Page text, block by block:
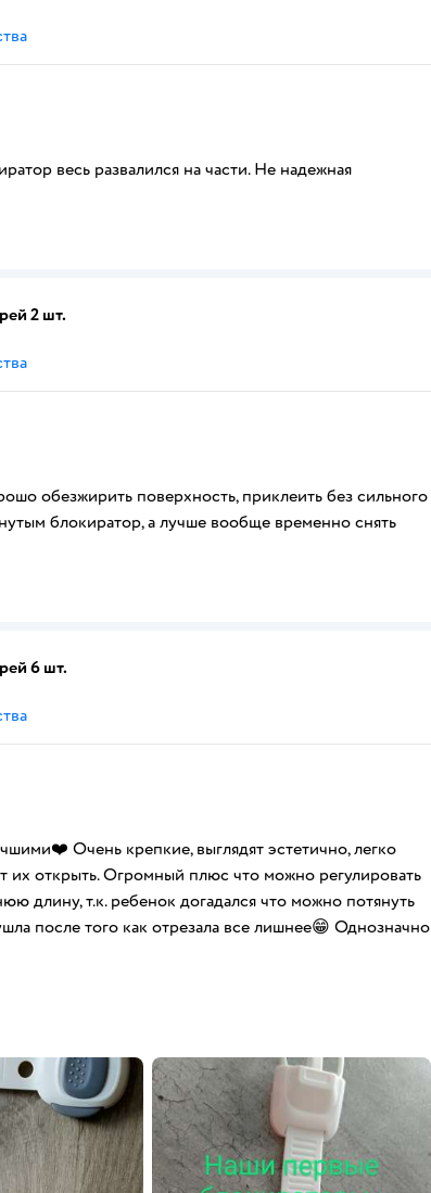
весь развалился на части. Не надежная
2 шт.
обезжирить поверхность, приклеить без сильного
блокиратор, а лучше вообще временно снять
6 шт.
Очень крепкие, выглядят эстетично, легко
их открыть. Огромный плюс что можно регулировать
длину, т.к. ребенок догадался что можно потянуть
после того как отрезала все лишнее😁 Однозначно